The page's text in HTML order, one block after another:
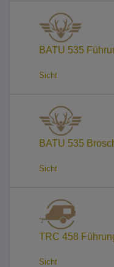
BATU 535
Sicht
BATU 535
Sicht
TRC 458
Sicht